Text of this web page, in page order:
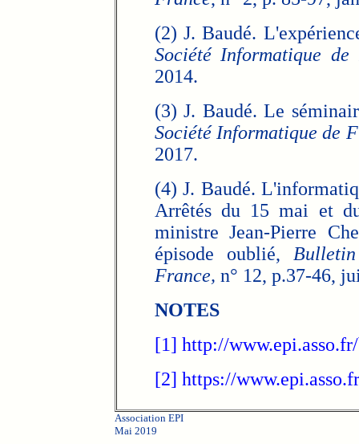
(2) J. Baudé.
Société Informatique de
2014.
(3) J. Baudé. Le
Société Informatique de
2017.
(4) J. Baudé.
Arrêtés du 15 mai et
ministre Jean-Pierre
épisode oublié,
France, n° 12, p.37-46,
NOTES
[1] http://
[2] https://
Association EPI
Mai 2019